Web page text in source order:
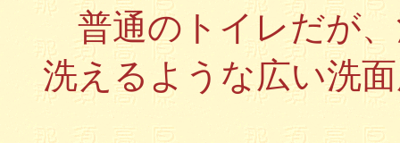
普通のトイレだが
洗えるような広い洗